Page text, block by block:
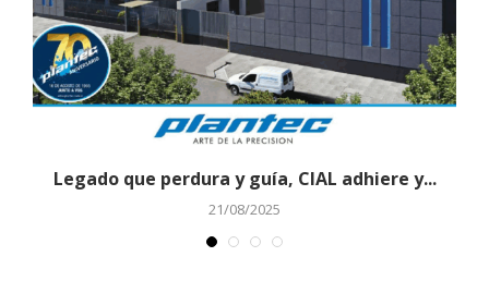
Legado que perdura y guía, CIAL adhiere y...
21/08/2025